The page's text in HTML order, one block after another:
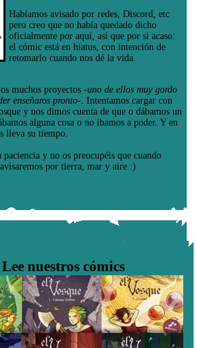
Habíamos avisado por redes, Discord, etc
pero creo que no había quedado dicho
oficialmente por aquí, así que por si acaso:
el cómic está en hiatus, con intención de
retomarlo cuando nos dé la vida.
muchos proyectos -uno de ellos muy gordo
enseñaros pronto-. Intentamos cargar con
y nos dimos cuenta de que o dábamos un
alguna cosa o no íbamos a poder. Y en
lleva su tiempo.
paciencia y no os preocupéis que cuando
por tierra, mar y aire :)
Lee nuestros cómics